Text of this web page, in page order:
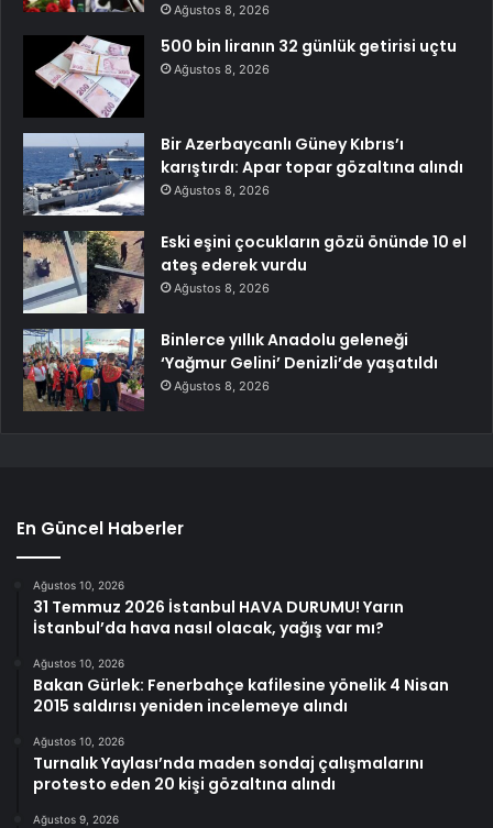
Ağustos 8, 2026
500 bin liranın 32 günlük getirisi uçtu
Ağustos 8, 2026
Bir Azerbaycanlı Güney Kıbrıs’ı
karıştırdı: Apar topar gözaltına alındı
Ağustos 8, 2026
Eski eşini çocukların gözü önünde 10 el
ateş ederek vurdu
Ağustos 8, 2026
Binlerce yıllık Anadolu geleneği
‘Yağmur Gelini’ Denizli’de yaşatıldı
Ağustos 8, 2026
En Güncel Haberler
Ağustos 10, 2026
31 Temmuz 2026 İstanbul HAVA DURUMU! Yarın
İstanbul’da hava nasıl olacak, yağış var mı?
Ağustos 10, 2026
Bakan Gürlek: Fenerbahçe kafilesine yönelik 4 Nisan
2015 saldırısı yeniden incelemeye alındı
Ağustos 10, 2026
Turnalık Yaylası’nda maden sondaj çalışmalarını
protesto eden 20 kişi gözaltına alındı
Ağustos 9, 2026